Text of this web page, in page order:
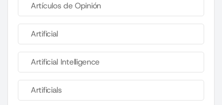
Artículos de Opinión
Artificial
Artificial Intelligence
Artificials